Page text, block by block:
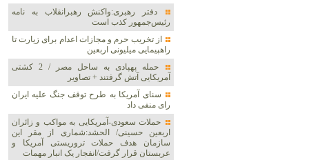
دفتر رهبری:واکنش رهبرانقلاب به نامه
رئیس‌جمهور کذب است
از تخریب حرم و مجازات اعدام برای زیارت تا
راهپیمایی میلیونی اربعین
حمله پهپادی به ساحل مصر / 2 کشتی
آمریکایی آتش گرفتند + تصاویر
سنای آمریکا به طرح توقف جنگ علیه ایران
رای منفی داد
حملات سعودی-آمریکایی به مواکب و زائران
اربعین حسینی/ الحشد:شماری از مقر این
سازمان هدف حملات تروریستی آمریکا و
عربستان قرار گرفت/انفجار یک انبار مهمات